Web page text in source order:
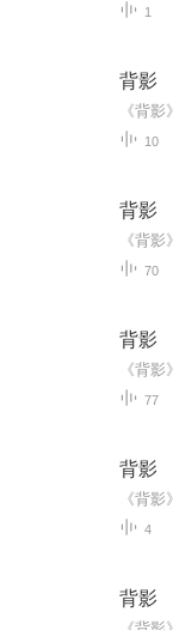
1
背影
10
背影
70
背影
77
背影
4
背影